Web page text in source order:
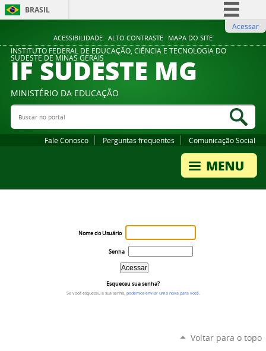
ACESSIBILIDADE ALTO CONTRASTE MAPA DO SITE
BRASIL
Comunica BR
Participe
Legislação
Acessar
INSTITUTO FEDERAL DE EDUCAÇÃO, CIÊNCIA E TECNOLOGIA DO
SUDESTE DE MINAS GERAIS
IF SUDESTE MG
MINISTÉRIO DA EDUCAÇÃO
Buscar no portal
Fale Conosco Perguntas frequentes Comunicação Social
Nome do Usuário
Senha
Esqueceu sua senha?
Se você esqueceu a sua senha, podemos enviar uma nova para você.
Voltar para o topo